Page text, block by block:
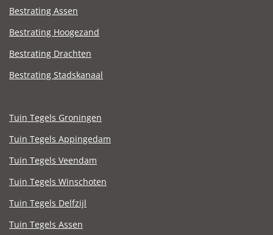
Bestrating Assen
Bestrating Hoogezand
Bestrating Drachten
Bestrating Stadskanaal
Tuin Tegels Groningen
Tuin Tegels Appingedam
Tuin Tegels Veendam
Tuin Tegels Winschoten
Tuin Tegels Delfzijl
Tuin Tegels Assen